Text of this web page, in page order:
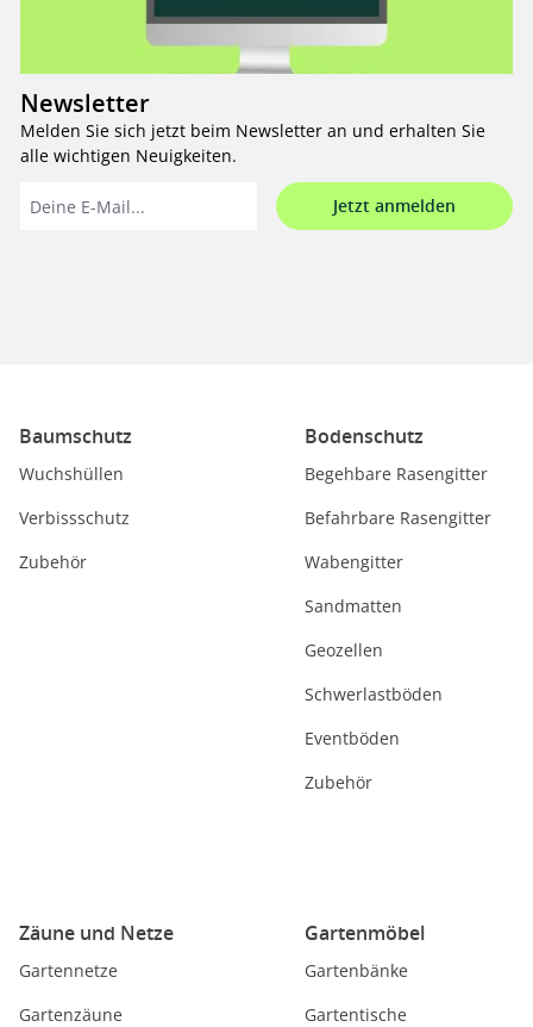
Newsletter
Melden Sie sich jetzt beim Newsletter an und erhalten Sie
alle wichtigen Neuigkeiten.
Jetzt anmelden
Baumschutz
Wuchshüllen
Verbissschutz
Zubehör
Bodenschutz
Begehbare Rasengitter
Befahrbare Rasengitter
Wabengitter
Sandmatten
Geozellen
Schwerlastböden
Eventböden
Zubehör
Zäune und Netze
Gartennetze
Gartenzäune
Gartenmöbel
Gartenbänke
Gartentische